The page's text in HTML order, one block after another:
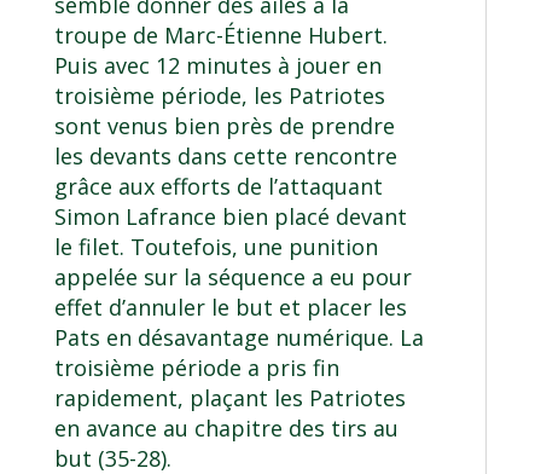
troupe de Marc-Étienne Hubert.
Puis avec 12 minutes à jouer en
troisième période, les Patriotes
sont venus bien près de prendre
les devants dans cette rencontre
grâce aux efforts de l’attaquant
Simon Lafrance bien placé devant
le filet. Toutefois, une punition
appelée sur la séquence a eu pour
effet d’annuler le but et placer les
Pats en désavantage numérique. La
troisième période a pris fin
rapidement, plaçant les Patriotes
en avance au chapitre des tirs au
but (35-28).